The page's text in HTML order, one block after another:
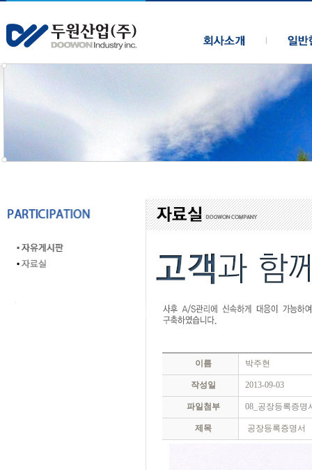
이름 박주현
작성일 2013-09-03
파일첨부 08_공장등록증명
제목 공장등록증명서